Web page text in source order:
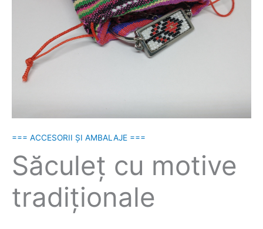
=== ACCESORII ȘI AMBALAJE ===
Săculeţ cu motive
tradiţionale